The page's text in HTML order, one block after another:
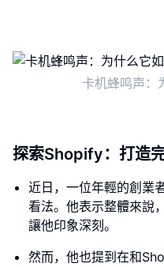
卡机蜂鸣声：
探索Shopify：打造
近日，一位年輕的創業
看法。他表示整體來說
讓他印象深刻。
然而，他也提到在和